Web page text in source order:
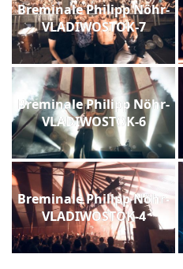
Breminale Philipp Nöhr-
VLADIWOSTOK-7
Breminale Philipp Nöhr-
VLADIWOSTOK-6
Breminale Philipp Nöhr-
VLADIWOSTOK-4